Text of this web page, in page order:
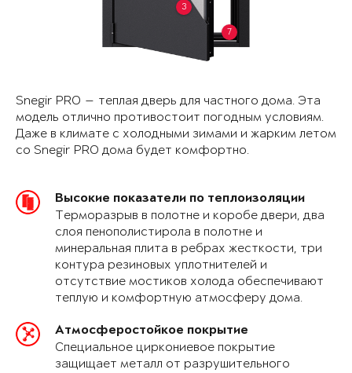
3
7
Snegir PRO — теплая дверь для частного дома. Эта
модель отлично противостоит погодным условиям.
Даже в климате с холодными зимами и жарким летом
со Snegir PRO дома будет комфортно.
Высокие показатели по теплоизоляции
Терморазрыв в полотне и коробе двери, два
слоя пенополистирола в полотне и
минеральная плита в ребрах жесткости, три
контура резиновых уплотнителей и
отсутствие мостиков холода обеспечивают
теплую и комфортную атмосферу дома.
Атмосферостойкое покрытие
Специальное циркониевое покрытие
защищает металл от разрушительного